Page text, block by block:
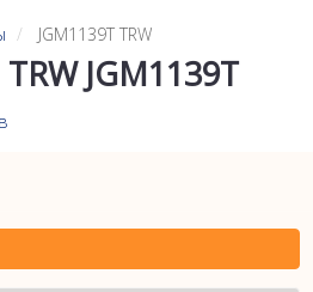
JGM1139T TRW
JGM1139T